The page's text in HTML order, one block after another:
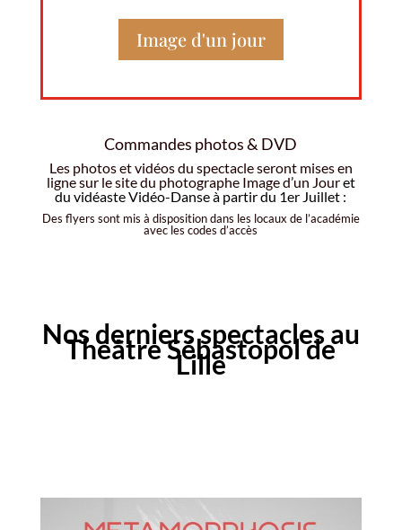
Image d'un jour
Commandes photos & DVD
Les photos et vidéos du spectacle seront mises en
ligne sur le site du photographe Image d’un Jouret
du vidéaste Vidéo-Danse à partir du 1er Juillet :
Des flyers sont mis à disposition dans les locaux de l’académie
avec les codes d’accès
Nos derniers spectacles au
Théâtre Sébastopol de
Lille